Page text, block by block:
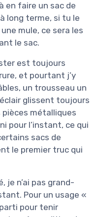
en faire un sac de
long terme, si tu le
mule, ce sera les
le sac.
est toujours
et pourtant j’y
un trousseau un
glissent toujours
pièces métalliques
pour l’instant, ce qui
sacs de
le premier truc qui
je n’ai pas grand-
Pour un usage «
pour tenir